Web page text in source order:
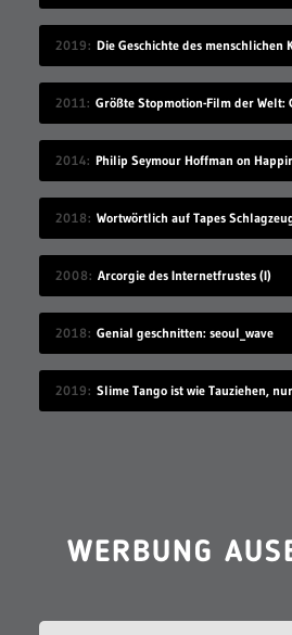
2019
2011 Größte Stopmotion-Film der Welt:
2014 Philip Seymour Hoffman on
2018 Wortwörtlich auf Tapes
2008 Arcorgie des Internetfrustes (I)
2018 Genial geschnitten: seoul_wave
2019
WERBUNG